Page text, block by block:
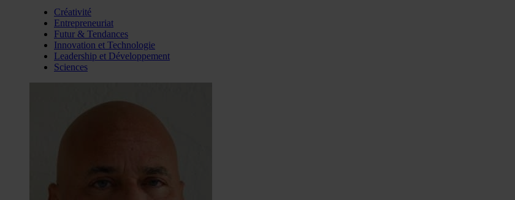
Créativité
Entrepreneuriat
Futur & Tendances
Innovation et Technologie
Leadership et Développement
Sciences